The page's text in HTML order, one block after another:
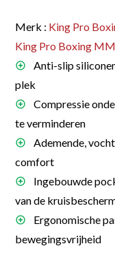
Merk : King Pro
King Pro Boxing
Anti-slip
plek
Compressie
te verminderen
Ademende,
comfort
Ingebouwde
van de
Ergonomische
bewegingsvrijheid